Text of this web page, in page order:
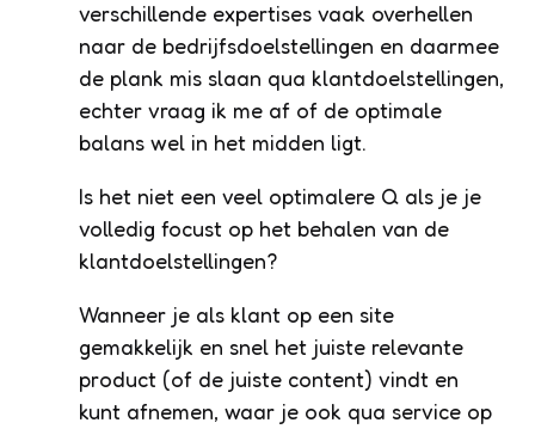
verschillende expertises vaak overhellen
naar de bedrijfsdoelstellingen en daarmee
de plank mis slaan qua klantdoelstellingen,
echter vraag ik me af of de optimale
balans wel in het midden ligt.
Is het niet een veel optimalere Q als je je
volledig focust op het behalen van de
klantdoelstellingen?
Wanneer je als klant op een site
gemakkelijk en snel het juiste relevante
product (of de juiste content) vindt en
kunt afnemen, waar je ook qua service op